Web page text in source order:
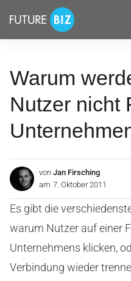
überspringen
FUTUREBIZ
Warum
Nutzer nicht
von Jan Firsching
am 7. Oktober 2011
Es gibt die
warum Nutzer auf einer
Unternehmens klicken,
Verbindung wieder